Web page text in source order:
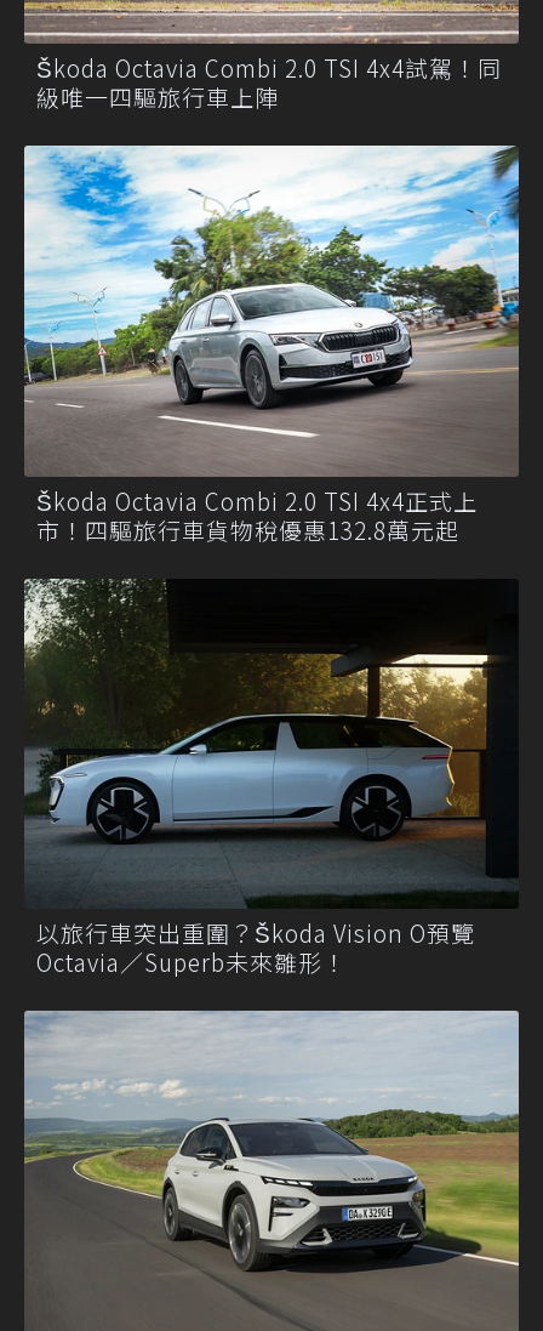
Škoda Octavia Combi 2.0 TSI 4x4試駕！同
級唯一四驅旅行車上陣
Škoda Octavia Combi 2.0 TSI 4x4正式上
市！四驅旅行車貨物稅優惠132.8萬元起
以旅行車突出重圍？Škoda Vision O預覽
Octavia／Superb未來雛形！